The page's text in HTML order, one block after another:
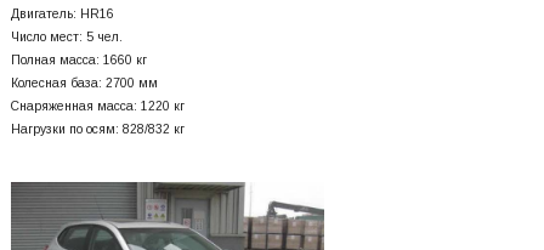
Двигатель: HR16
Число мест: 5 чел.
Полная масса: 1660 кг
Колесная база: 2700 мм
Снаряженная масса: 1220 кг
Нагрузки по осям: 828/832 кг